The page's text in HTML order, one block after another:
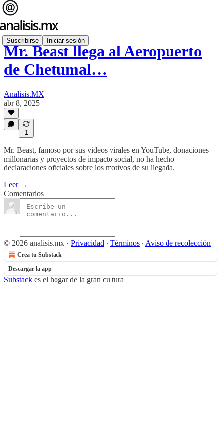
Suscribirse Iniciar sesión
Mr. Beast llega al Aeropuerto
de Chetumal…
Analisis.MX
abr 8, 2025
1
Mr. Beast, famoso por sus videos virales en YouTube, donaciones
millonarias y proyectos de impacto social, no ha hecho
declaraciones oficiales sobre los motivos de su llegada.
Leer →
Comentarios
© 2026 analisis.mx · Privacidad ∙ Términos ∙ Aviso de recolección
Crea tu Substack
Descargar la app
Substack es el hogar de la gran cultura